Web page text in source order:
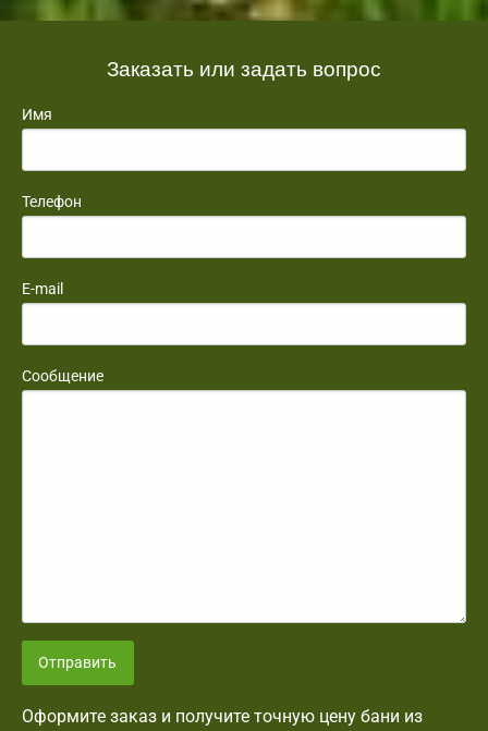
Заказать или задать вопрос
Имя
Телефон
E-mail
Сообщение
Отправить
Оформите заказ и получите точную цену бани из